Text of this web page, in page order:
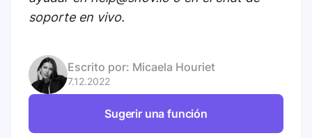
soporte en vivo.
Escrito por: Micaela Houriet
7.12.2022
Sugerir una función